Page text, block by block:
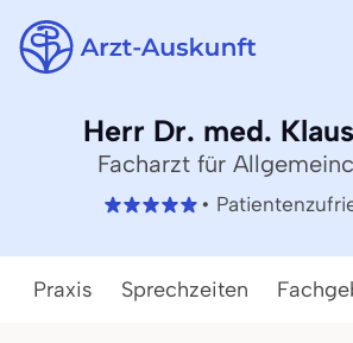
Herr Dr. med.
Facharzt für
•
Praxis Sprechzeiten